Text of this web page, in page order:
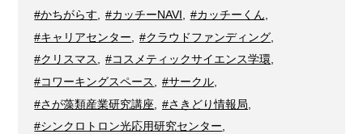
#かちがらす
#カッチーNAVI #カッチーくん
#キャリアセンター
#クラウドファンディング,
#クリスマス
#コスメティックサイエンス学環,
#コワーキングスペース
#サークル,
#さが藻類産業研究講座
#さきどり情報局
#シンクロトロン光応用研究センター